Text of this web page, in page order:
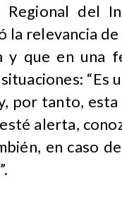
del
la relevancia
y que en una
“Es
por tanto, esta
alerta,
en caso